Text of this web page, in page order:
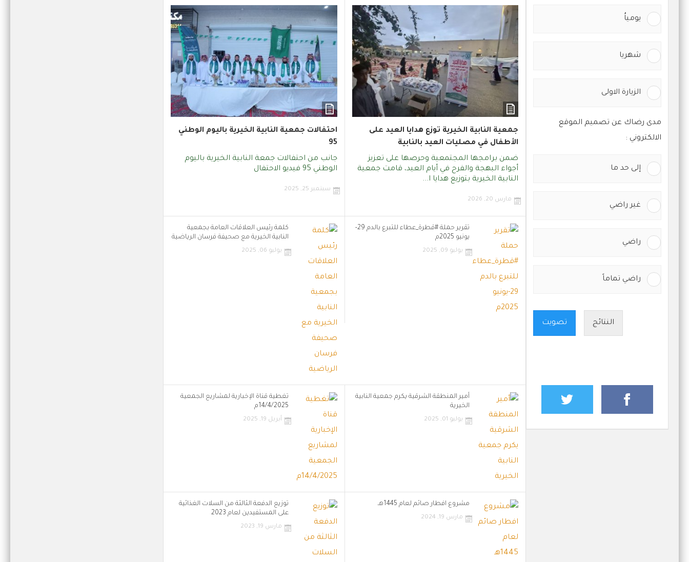
جمعية النابية الخيرية توزع هدايا العيد على
الأطفال في مصليات العيد بالنابية
ضمن برامجها المجتمعية وحرصها على تعزيز
أجواء البهجة والفرح في أيام العيد، قامت جمعية
النابية الخيرية بتوزيع هدايا ا...
مارس 20, 2026
احتفالات جمعية النابية الخيرية باليوم الوطني
95
جانب من احتفالات جمعة النابية الخيرية باليوم
الوطني 95 فيديو الاحتفال
سبتمبر 25, 2025
تقرير حملة ‎#قطرة_عطاء للتبرع بالدم 29-
يونيو 2025م
يوليو 09, 2025
كلمة رئيس العلاقات العامة بجمعية
النابية الخيرية مع صحيفة فرسان الرياضية
يوليو 06, 2025
أمير المنطقة الشرقية يكرم جمعية النابية
الخيرية
يوليو 01, 2025
تغطية قناة الإخبارية لمشاريع الجمعية
14/4/2025م
أبريل 19, 2025
مشروع افطار صائم لعام 1445هـ
مارس 19, 2024
توزيع الدفعة الثالثة من السلات الغذائية
على المستفيدين لعام 2023
مارس 19, 2023
يومياُ
شهريا
الزيارة الاولى
مدى رضاك عن تصميم الموقع
الالكتروني :
إلى حد ما
غير راضي
راضي
راضي تماماً
النتائج تصويت